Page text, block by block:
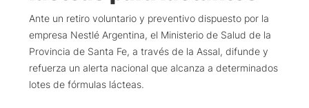
Ante un retiro voluntario y preventivo dispuesto por la
empresa Nestlé Argentina, el Ministerio de Salud de la
Provincia de Santa Fe, a través de la Assal, difunde y
refuerza un alerta nacional que alcanza a determinados
lotes de fórmulas lácteas.